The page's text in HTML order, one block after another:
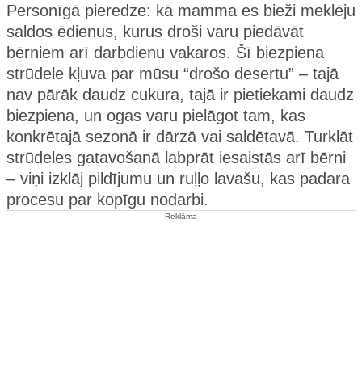
Personīgā pieredze: kā mamma es bieži meklēju
saldos ēdienus, kurus droši varu piedāvāt
bērniem arī darbdienu vakaros. Šī biezpiena
strūdele kļuva par mūsu “drošo desertu” – tajā
nav pārāk daudz cukura, tajā ir pietiekami daudz
biezpiena, un ogas varu pielāgot tam, kas
konkrētajā sezonā ir dārzā vai saldētavā. Turklāt
strūdeles gatavošanā labprāt iesaistās arī bērni
– viņi izklāj pildījumu un ruļļo lavašu, kas padara
procesu par kopīgu nodarbi.
Reklāma